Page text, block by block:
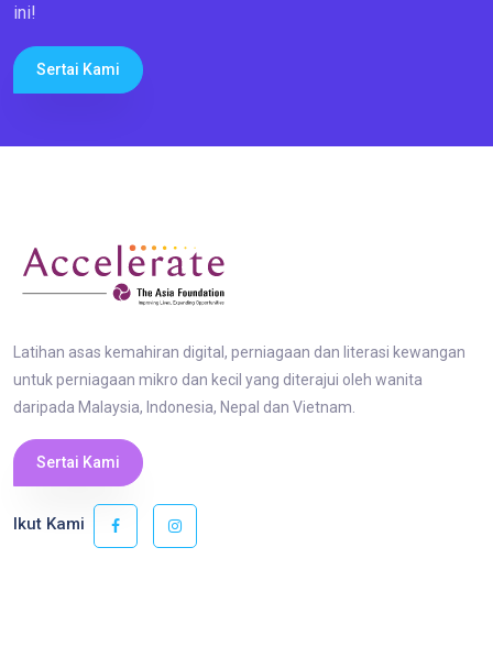
ini!
Sertai Kami
Latihan asas kemahiran digital, perniagaan dan literasi kewangan
untuk perniagaan mikro dan kecil yang diterajui oleh wanita
daripada Malaysia, Indonesia, Nepal dan Vietnam.
Sertai Kami
Ikut Kami